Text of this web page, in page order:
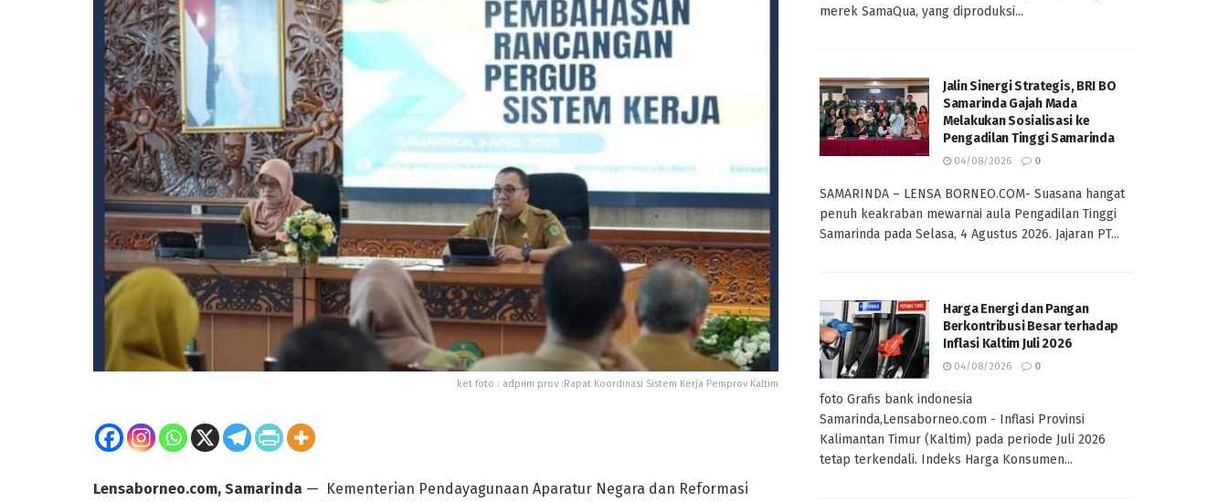
ket foto : adpiim prov :Rapat Koordinasi Sistem Kerja Pemprov Kaltim
Lensaborneo.com, Samarinda — Kementerian Pendayagunaan Aparatur Negara dan Reformasi
merek SamaQua, yang diproduksi...
Jalin Sinergi Strategis, BRI BO
Samarinda Gajah Mada
Melakukan Sosialisasi ke
Pengadilan Tinggi Samarinda
04/08/2026 0
SAMARINDA – LENSA BORNEO.COM- Suasana hangat
penuh keakraban mewarnai aula Pengadilan Tinggi
Samarinda pada Selasa, 4 Agustus 2026. Jajaran PT...
Harga Energi dan Pangan
Berkontribusi Besar terhadap
Inflasi Kaltim Juli 2026
04/08/2026 0
foto Grafis bank indonesia
Samarinda,Lensaborneo.com - Inflasi Provinsi
Kalimantan Timur (Kaltim) pada periode Juli 2026
tetap terkendali. Indeks Harga Konsumen...